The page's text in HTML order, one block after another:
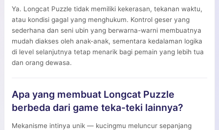
Ya. Longcat Puzzle tidak memiliki kekerasan, tekanan waktu,
atau kondisi gagal yang menghukum. Kontrol geser yang
sederhana dan seni ubin yang berwarna-warni membuatnya
mudah diakses oleh anak-anak, sementara kedalaman logika
di level selanjutnya tetap menarik bagi pemain yang lebih tua
dan orang dewasa.
Apa yang membuat Longcat Puzzle
berbeda dari game teka-teki lainnya?
Mekanisme intinya unik — kucingmu meluncur sepanjang